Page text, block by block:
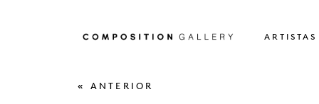
ARTISTAS
« ANTERIOR